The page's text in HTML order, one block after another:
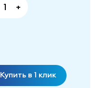
+
Купить в 1 клик